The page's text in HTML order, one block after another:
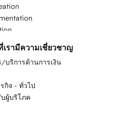
Marketing Services
Alignment
Optimization
รามีความเชี่ยวชาญ
บริการด้านการเงิน
กิจ - ทั่วไป
ผู้บริโภค